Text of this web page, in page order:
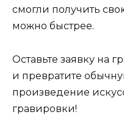
смогли получить
можно быстрее.
Оставьте заявку на
и превратите
произведение
гравировки!